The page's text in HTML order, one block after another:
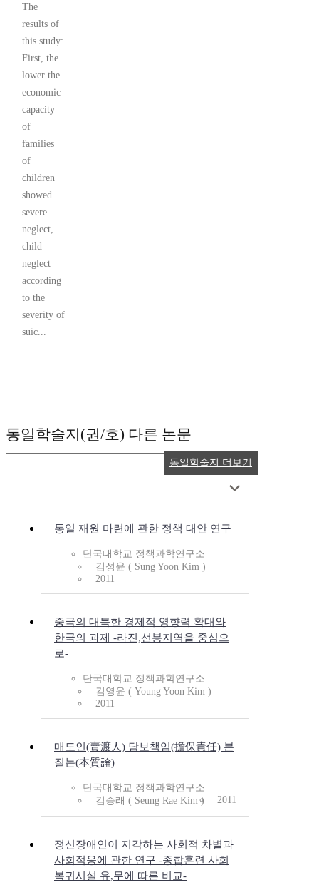
The
results of
this study:
First, the
lower the
economic
capacity
of
families
of
children
showed
severe
neglect,
child
neglect
according
to the
severity of
suic...
동일학술지(권/호) 다른 논문
통일 재원 마련에 관한 정책 대안 연구
단국대학교 정책과학연구소
김성윤 ( Sung Yoon Kim )
2011
중국의 대북한 경제적 영향력 확대와
한국의 과제 -라진,선봉지역을 중심으
로-
단국대학교 정책과학연구소
김영윤 ( Young Yoon Kim )
2011
매도인(賣渡人) 담보책임(擔保責任) 본
질논(本質論)
단국대학교 정책과학연구소
김승래 ( Seung Rae Kim )
2011
정신장애인이 지각하는 사회적 차별과
사회적응에 관한 연구 -종합훈련 사회
복귀시설 유,무에 따른 비교-
동일학술지 더보기